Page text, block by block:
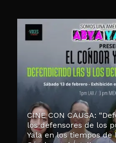
CINE CON CAUSA:
los defensores de los
Yala en los tiempos